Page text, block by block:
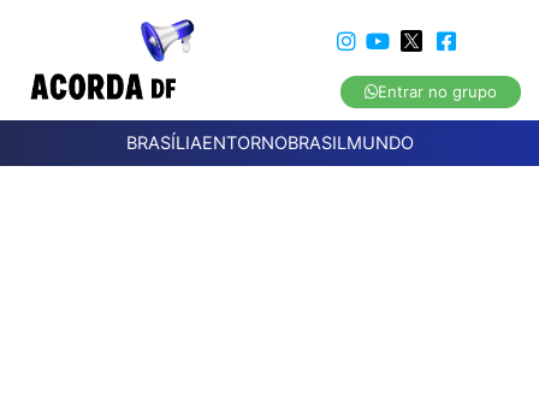
Entrar no grupo
BRASÍLIAENTORNOBRASILMUNDO